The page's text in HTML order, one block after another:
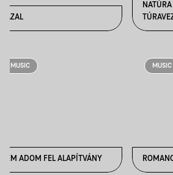
KAZAL
MUSIC
NEM ADOM FEL ALAPÍTVÁNY
MUSIC